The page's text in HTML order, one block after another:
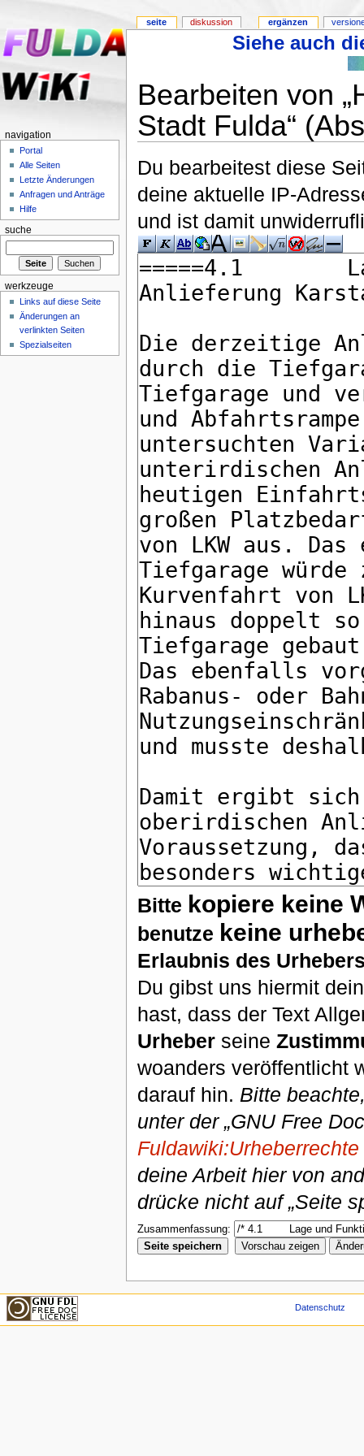
Siehe auch
Bearbeiten von
Stadt Fulda“
Du bearbeitest diese
deine aktuelle IP-
und ist damit
Bitte kopiere keine
benutze keine
Erlaubnis des
Du gibst uns hiermit
hast, dass der Text
Urheberseine
woanders veröffentlicht
darauf hin. Bitte
unter der „GNU Free
Fuldawiki:Urheberrechte
deine Arbeit hier von
drücke nicht auf „Seite
Zusammenfassung:
seite diskussion ergänzen
navigation
Portal
Alle Seiten
Letzte Änderungen
Anfragen und Anträge
Hilfe
suche
werkzeuge
Links auf diese Seite
Änderungen an
verlinkten Seiten
Spezialseiten
Datenschutz